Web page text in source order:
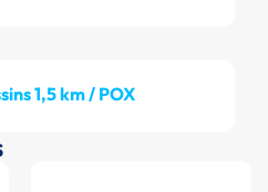
1,5 km / POX